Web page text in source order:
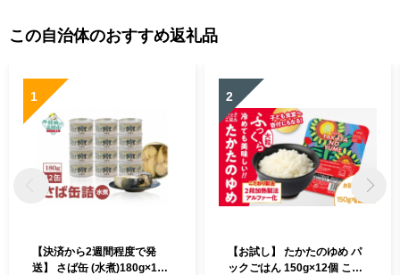
この自治体のおすすめ返礼品
1
【決済から2週間程度で発
送】 さば缶 (水煮)180g×12
2
【お試し】 たかたのゆめ パ
ックごはん 150g×12個 こど